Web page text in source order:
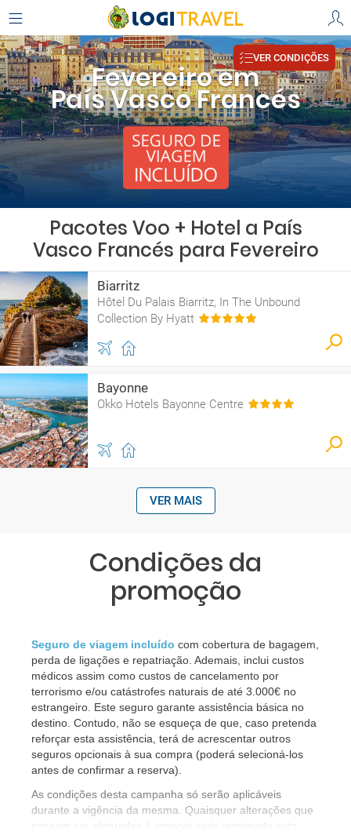
Fevereiro em
País Vasco Francés
VER CONDIÇÕES
Pacotes Voo + Hotel a País
Vasco Francés para Fevereiro
Biarritz
Hôtel Du Palais Biarritz, In The Unbound
Collection By Hyatt
Bayonne
Okko Hotels Bayonne Centre
VER MAIS
Condições da
promoção
Seguro de viagem incluído com cobertura de bagagem,
perda de ligações e repatriação. Ademais, inclui custos
médicos assim como custos de cancelamento por
terrorismo e/ou catástrofes naturais de até 3.000€ no
estrangeiro. Este seguro garante assistência básica no
destino. Contudo, não se esqueça de que, caso pretenda
reforçar esta assistência, terá de acrescentar outros
seguros opcionais à sua compra (poderá selecioná-los
antes de confirmar a reserva).
​As condições desta campanha só serão aplicáveis
durante a vigência da mesma. Quaisquer alterações que
possam ser efetuadas à reserva após terminada esta